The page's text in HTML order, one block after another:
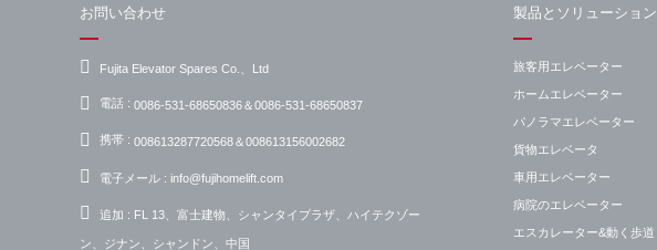
お問い合わせ
Fujita Elevator Spares Co.、Ltd
電話 : 0086-531-68650836＆0086-531-68650837
携帯 : 008613287720568＆008613156002682
電子メール : info@fujihomelift.com
追加 : FL 13、富士建物、シャンタイプラザ、ハイテクゾー
ン、ジナン、シャンドン、中国
製品とソリューション
旅客用エレベーター
ホームエレベーター
パノラマエレベーター
貨物エレベータ
車用エレベーター
病院のエレベーター
エスカレーター&動く歩道